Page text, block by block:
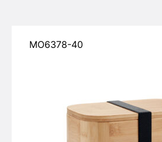
MO6378-40